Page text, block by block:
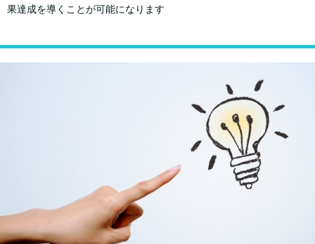
果達成を導くことが可能になります